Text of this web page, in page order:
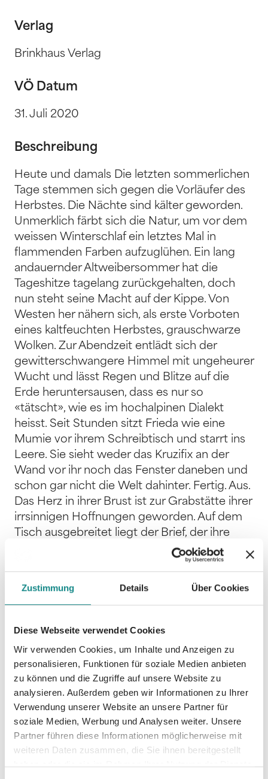
Zustimmung Details Über Cookies
Diese Webseite verwendet Cookies
Wir verwenden Cookies, um Inhalte und Anzeigen zu
personalisieren, Funktionen für soziale Medien anbieten
zu können und die Zugriffe auf unsere Website zu
analysieren. Außerdem geben wir Informationen zu Ihrer
Verwendung unserer Website an unsere Partner für
soziale Medien, Werbung und Analysen weiter. Unsere
Partner führen diese Informationen möglicherweise mit
weiteren Daten zusammen, die Sie ihnen bereitgestellt
haben oder die sie im Rahmen Ihrer Nutzung der Dienste
Verlag
Brinkhaus Verlag
VÖ Datum
31. Juli 2020
Beschreibung
Heute und damals Die letzten sommerlichen
Tage stemmen sich gegen die Vorläufer des
Herbstes. Die Nächte sind kälter geworden.
Unmerklich färbt sich die Natur, um vor dem
weissen Winterschlaf ein letztes Mal in
flammenden Farben aufzuglühen. Ein lang
andauernder Altweibersommer hat die
Tageshitze tagelang zurückgehalten, doch
nun steht seine Macht auf der Kippe. Von
Westen her nähern sich, als erste Vorboten
eines kaltfeuchten Herbstes, grauschwarze
Wolken. Zur Abendzeit entlädt sich der
gewitterschwangere Himmel mit ungeheurer
Wucht und lässt Regen und Blitze auf die
Erde heruntersausen, dass es nur so
«tätscht», wie es im hochalpinen Dialekt
heisst. Seit Stunden sitzt Frieda wie eine
Mumie vor ihrem Schreibtisch und starrt ins
Leere. Sie sieht weder das Kruzifix an der
Wand vor ihr noch das Fenster daneben und
schon gar nicht die Welt dahinter. Fertig. Aus.
Das Herz in ihrer Brust ist zur Grabstätte ihrer
irrsinnigen Hoffnungen geworden. Auf dem
Tisch ausgebreitet liegt der Brief, der ihre
Niederlage vor dem Kantonsgericht
bestätigt. Es bliebe zwar noch der Rekurs ans
Bundesgericht, aber wie ihr der Anwalt eben
am Telefon mitgeteilt hat, sind die Chancen
im Grunde ein Kassationsgericht, das Urteile
umstösst. Die Anwälte Blatters haben sich
jedoch sorgfältig davor gehütet, einen
solchen zu begehen. Die Partie ist aus. Die
Totenruhe des alten Friedhofs wird endgültig
der hektischen Moderne weichen. Trotz
Friedas Drängen hat von Riedmatten das
Handtuch geworfen. In ihrem Interesse, wie
er ihr eben am Telefon sagte. Wollte sie